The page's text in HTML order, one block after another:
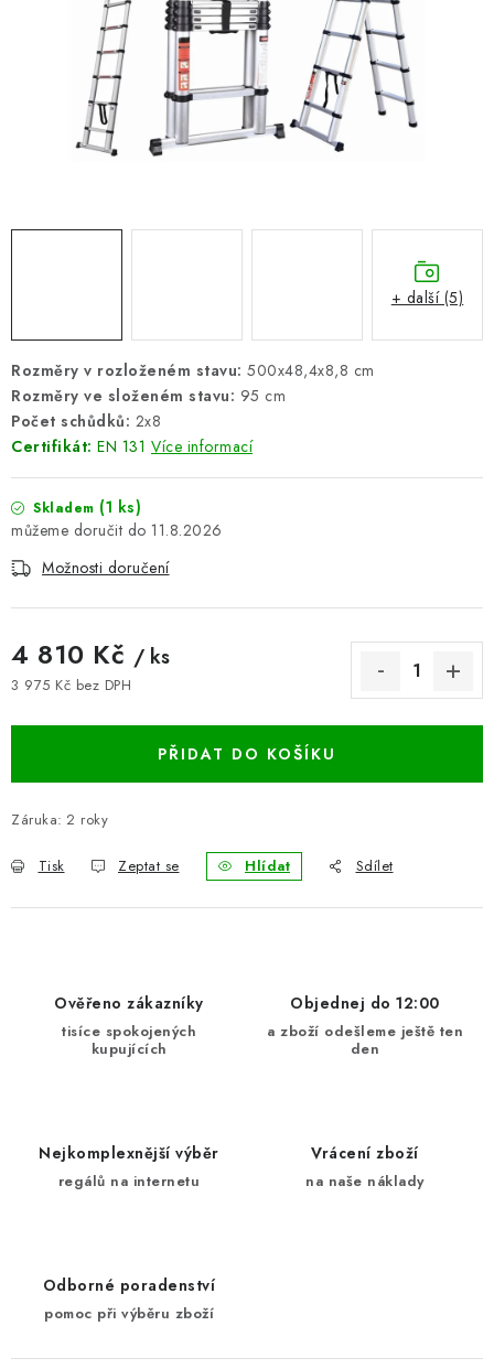
PARKOVACÍ BLOKÁDY
AKCE A SLEVY
HODNOCENÍ OBCHODU
B2B - VELKOOBCHOD
NAPIŠTE NÁM
BLOG
Kontakty Hodnocení obchodu
Odstoupení od kupní smlouvy
Často kladené dotazy
Obchodní a dodací podmínky
Ochrana osobních údajú
Cookies
Bezpečnostní certifikáty
Rozměry v rozloženém stavu: 500x48,4x8,8 cm
Rozměry ve složeném stavu: 95 cm
Počet schůdků: 2x8
Certifikát: EN 131 Více informací
Skladem (1 ks)
11.8.2026
Možnosti doručení
4 810 Kč / ks
3 975 Kč bez DPH
PŘIDAT DO KOŠÍKU
Záruka: 2 roky
Tisk Zeptat se Hlídat Sdílet
+ další (5)
Ověřeno zákazníky
tisíce spokojených
kupujících
Objednej do 12:00
a zboží odešleme ještě ten
den
Nejkomplexnější výběr
regálů na internetu
Vrácení zboží
na naše náklady
Odborné poradenství
pomoc při výběru zboží